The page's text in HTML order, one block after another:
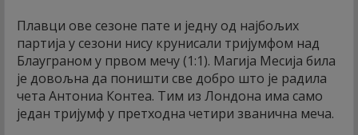
Плавци ове сезоне пате и једну од најбољих
партија у сезони нису крунисали тријумфом над
Блауграном у првом мечу (1:1). Магија Месија била
је довољна да поништи све добро што је радила
чета Антониа Контеа. Тим из Лондона има само
један тријумф у претходна четири званична меча.